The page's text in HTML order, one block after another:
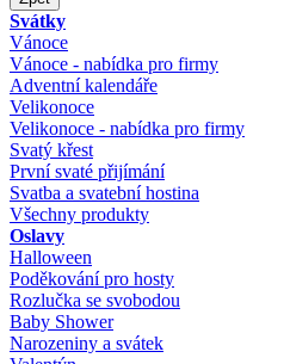
Svátky
Vánoce
Vánoce - nabídka pro firmy
Adventní kalendáře
Velikonoce
Velikonoce - nabídka pro firmy
Svatý křest
První svaté přijímání
Svatba a svatební hostina
Všechny produkty
Oslavy
Halloween
Poděkování pro hosty
Rozlučka se svobodou
Baby Shower
Narozeniny a svátek